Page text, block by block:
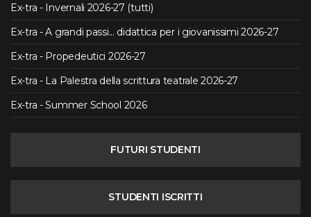
Ex-tra - Invernali 2026-27 (tutti)
Ex-tra - A grandi passi... didattica per i giovanissimi 2026-27
Ex-tra - Propedeutici 2026-27
Ex-tra - La Palestra della scrittura teatrale 2026-27
Ex-tra - Summer School 2026
FUTURI STUDENTI
STUDENTI ISCRITTI